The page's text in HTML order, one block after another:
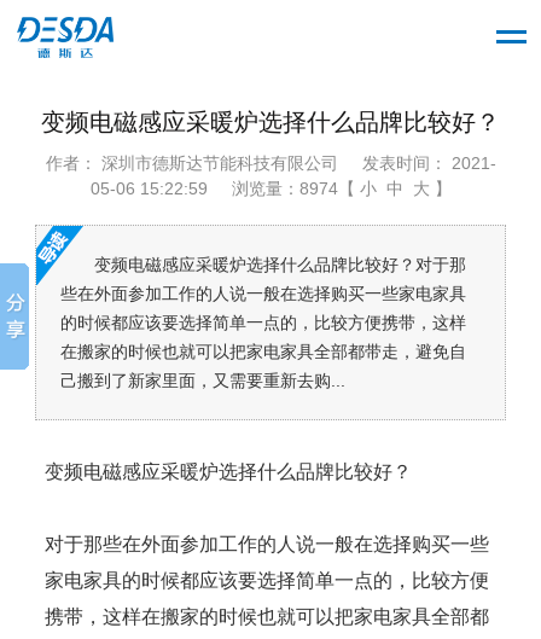
变频电磁感应采暖炉选择什么品牌比较好？
作者： 深圳市德斯达节能科技有限公司
发表时间： 2021-
05-06 15:22:59
浏览量：8974【 小 中 大 】
变频电磁感应采暖炉选择什么品牌比较好？对于那
些在外面参加工作的人说一般在选择购买一些家电家具
的时候都应该要选择简单一点的，比较方便携带，这样
在搬家的时候也就可以把家电家具全部都带走，避免自
己搬到了新家里面，又需要重新去购...
变频电磁感应采暖炉选择什么品牌比较好？
对于那些在外面参加工作的人说一般在选择购买一些
家电家具的时候都应该要选择简单一点的，比较方便
携带，这样在搬家的时候也就可以把家电家具全部都